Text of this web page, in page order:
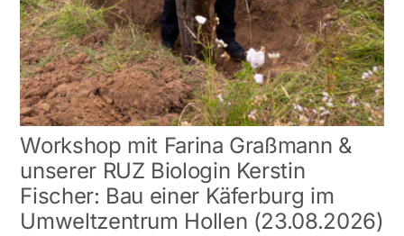
Workshop mit Farina Graßmann &
unserer RUZ Biologin Kerstin
Fischer: Bau einer Käferburg im
Umweltzentrum Hollen (23.08.2026)